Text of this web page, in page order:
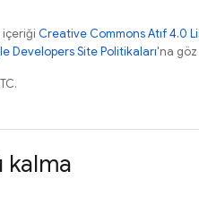
içeriği Creative Commons Atıf 4.0
Developers Site Politikaları'na göz
kalma